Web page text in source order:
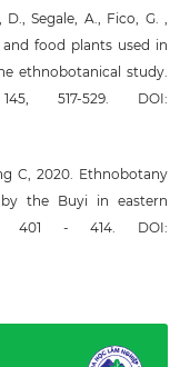
Segale, A., Fico, G. ,
food plants used in
ethnobotanical study.
517-529. DOI:
C, 2020. Ethnobotany
the Buyi in eastern
401 - 414. DOI: